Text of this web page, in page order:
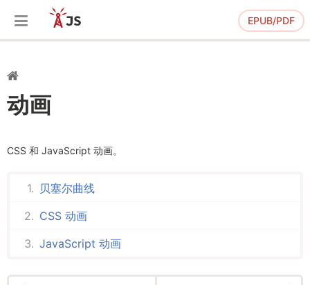
EPUB/PDF
动画
CSS 和 JavaScript 动画。
贝塞尔曲线
CSS 动画
JavaScript 动画